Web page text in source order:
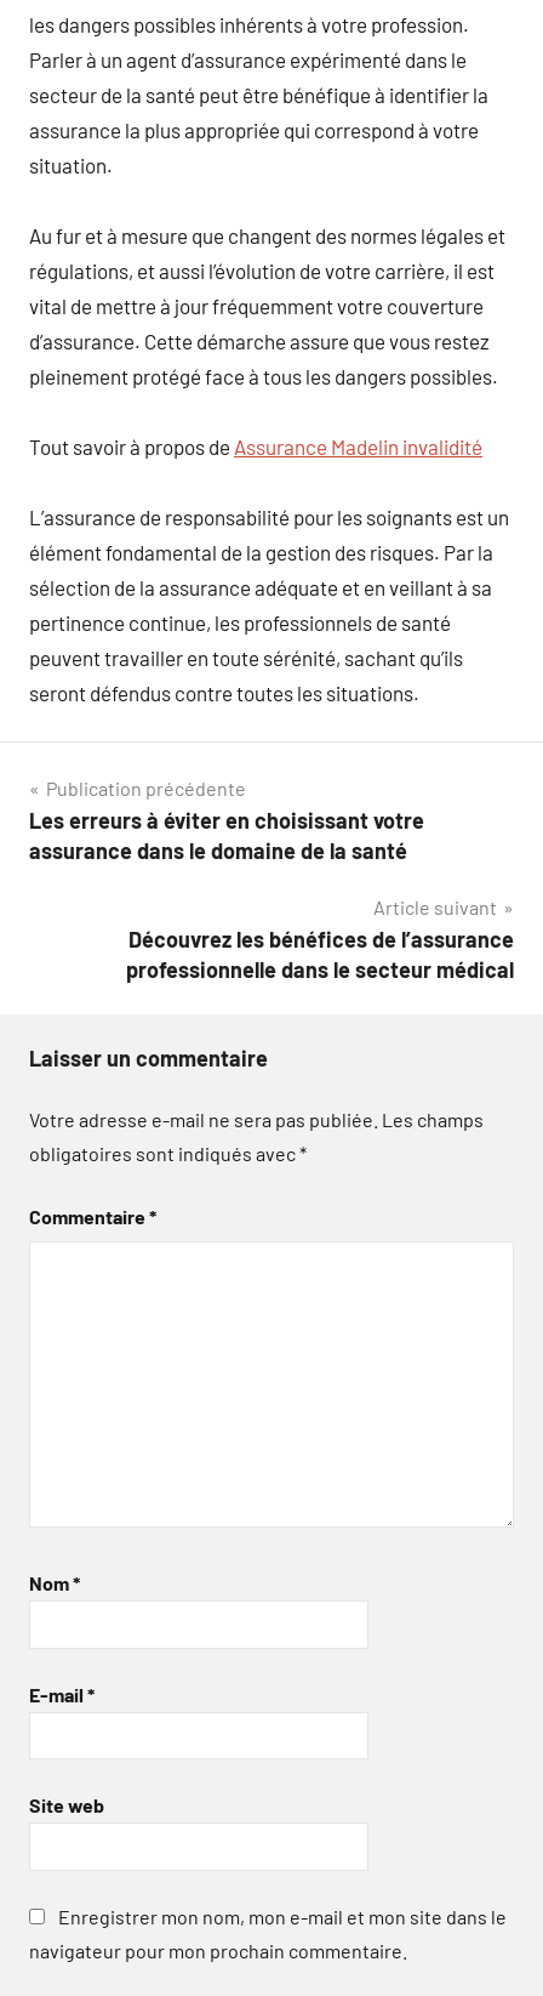
les dangers possibles inhérents à votre profession.
Parler à un agent d’assurance expérimenté dans le
secteur de la santé peut être bénéfique à identifier la
assurance la plus appropriée qui correspond à votre
situation.
Au fur et à mesure que changent des normes légales et
régulations, et aussi l’évolution de votre carrière, il est
vital de mettre à jour fréquemment votre couverture
d’assurance. Cette démarche assure que vous restez
pleinement protégé face à tous les dangers possibles.
Tout savoir à propos de Assurance Madelin invalidité
L’assurance de responsabilité pour les soignants est un
élément fondamental de la gestion des risques. Par la
sélection de la assurance adéquate et en veillant à sa
pertinence continue, les professionnels de santé
peuvent travailler en toute sérénité, sachant qu’ils
seront défendus contre toutes les situations.
Navigation
de
Publication précédente
Les erreurs à éviter en choisissant votre
assurance dans le domaine de la santé
Article suivant
Découvrez les bénéfices de l’assurance
professionnelle dans le secteur médical
Laisser un commentaire
Votre adresse e-mail ne sera pas publiée. Les champs
obligatoires sont indiqués avec*
Commentaire*
Nom*
E-mail *
Site web
Enregistrer mon nom, mon e-mail et mon site dans le
navigateur pour mon prochain commentaire.